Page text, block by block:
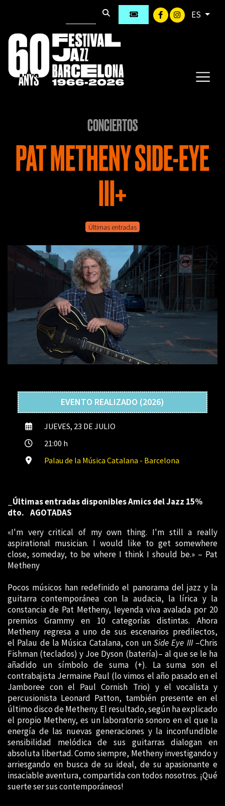
ES
CONCIERTOS
PAT METHENY SIDE-EYE
III+
Últimas entradas
EVENTO REALIZADO (2026)
JUEVES, 23 DE JULIO
21:00 h
Palau de la Música Catalana - Barcelona
_Últimas entradas disponibles Amics del Jazz 15%
dto. AGOTADAS
«I'm very critical of my own thing. I'm still a really
aspirational musician. I would like to get somewhere
close, someday, to be where I think I should be.» – Pat
Metheny
Pocos músicos han redefinido el panorama del jazz y la
guitarra contemporánea con la audacia, la lírica y la
constancia de Pat Metheny, leyenda viva avalada por 20
premios Grammy en 10 categorías distintas. Ahora
Metheny regresa a uno de sus escenarios predilectos,
el Palau de la Música Catalana, con un Side Eye III–Chris
Fishman (teclados) y Joe Dyson (batería)– al que se le ha
añadido un símbolo de suma (+). La suma son el
contrabajista Jermaine Paul (lo vimos el año pasado en el
Jamboree con el Paul Cornish Trio) y el vocalista y
percusionista Leonard Patton, también presente en el
último disco de Metheny. El resultado, según ha explicado
el propio Metheny, es un laboratorio sonoro en el que la
energía de las nuevas generaciones y la inconfundible
sensibilidad melódica de sus guitarras dialogan en
absoluta libertad. Como siempre, Metheny investigando y
arriesgando en busca de su ideal, de su apasionante e
insaciable aventura, compartida con todos nosotros. ¡Qué
suerte ser sus contemporáneos!